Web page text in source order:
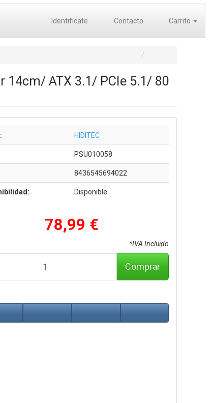
Identifícate Contacto Carrito
14cm/ ATX 3.1/ PCIe 5.1/ 80
HIDITEC
PSU010058
8436545694022
Disponible
78,99 €
*IVA Incluido
Comprar